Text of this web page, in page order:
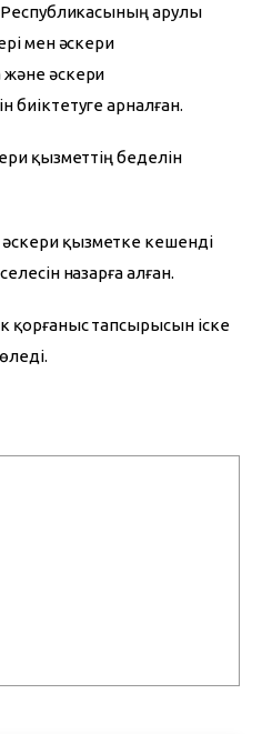
Республикасының Қарулы
мен әскери
және әскери
биіктетуге арналған.
қызметтің беделін
қызметке кешенді
назарға алған.
қорғаныс тапсырысын іске